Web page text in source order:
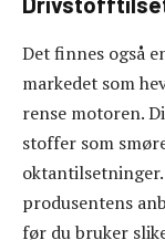
Det finnes også
markedet som
rense motoren.
stoffer som
produsentens
før du bruker